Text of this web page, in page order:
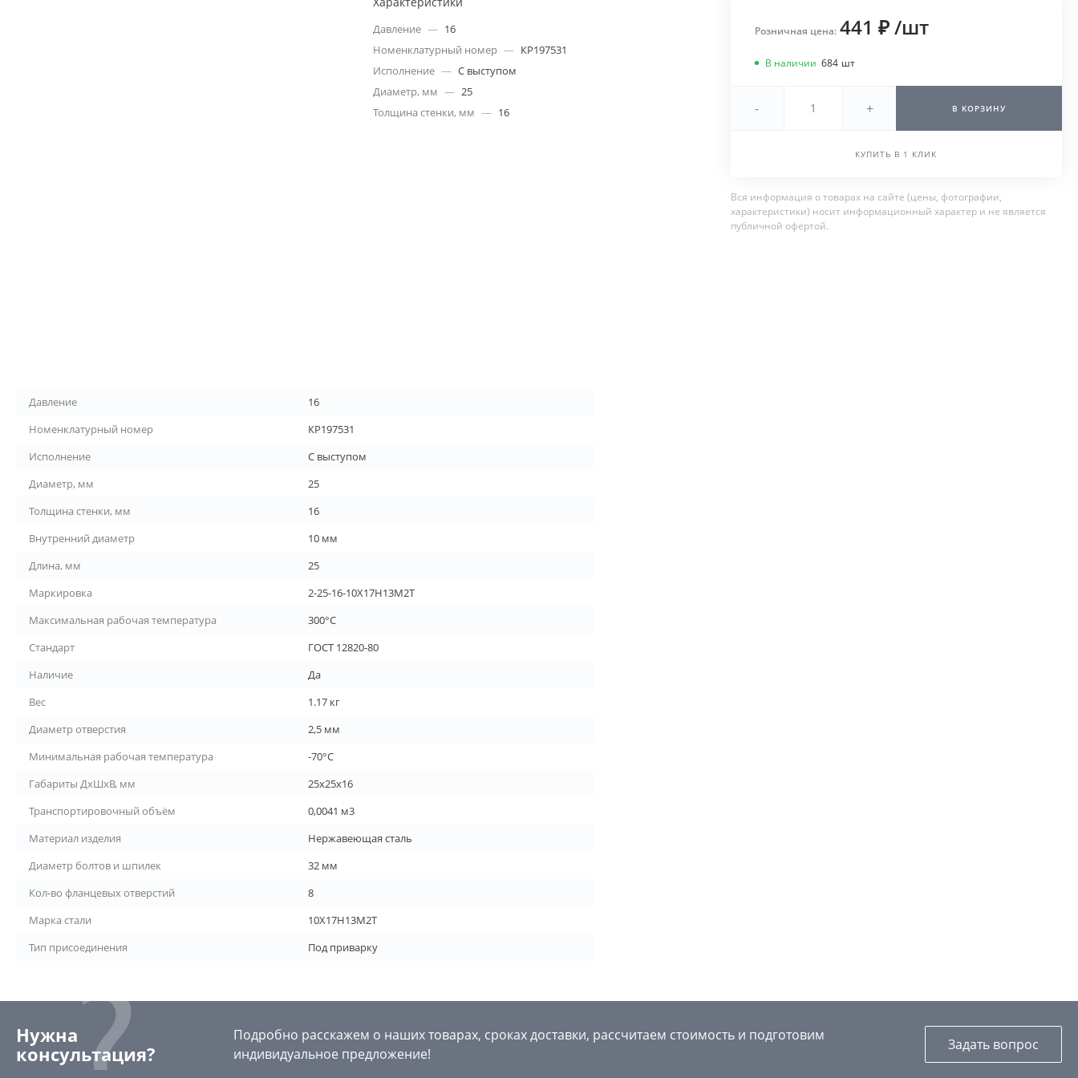
Давление — 16
Номенклатурный номер — КР197531
Исполнение — С выступом
Диаметр, мм — 25
Толщина стенки, мм — 16
Розничная цена: 441 ₽/шт
В наличии 684 шт
- + В КОРЗИНУ
КУПИТЬ В 1 КЛИК
Вся информация о товарах на сайте (цены, фотографии,
характеристики) носит информационный характер и не является
публичной офертой.
Давление
16
Номенклатурный номер
КР197531
Исполнение
С выступом
Диаметр, мм
25
Толщина стенки, мм
16
Внутренний диаметр
10 мм
Длина, мм
25
Маркировка
2-25-16-10Х17Н13М2Т
Максимальная рабочая температура
300°С
Стандарт
ГОСТ 12820-80
Наличие
Да
Вес
1.17 кг
Диаметр отверстия
2,5 мм
Минимальная рабочая температура
-70°С
Габариты ДхШхВ, мм
25х25х16
Транспортировочный объём
0,0041 м3
Материал изделия
Нержавеющая сталь
Диаметр болтов и шпилек
32 мм
Кол-во фланцевых отверстий
8
Марка стали
10Х17Н13М2Т
Тип присоединения
Под приварку
Нужна
консультация?
Подробно расскажем о наших товарах, сроках доставки, рассчитаем стоимость и подготовим
индивидуальное предложение!
Задать вопрос